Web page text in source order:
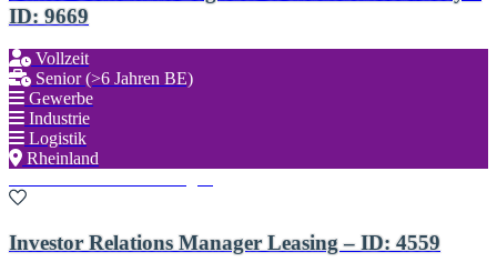
ID: 9669
Vollzeit
Senior (>6 Jahren BE)
Gewerbe
Industrie
Logistik
Rheinland
Investor Relations Manager Leasing – ID: 4559